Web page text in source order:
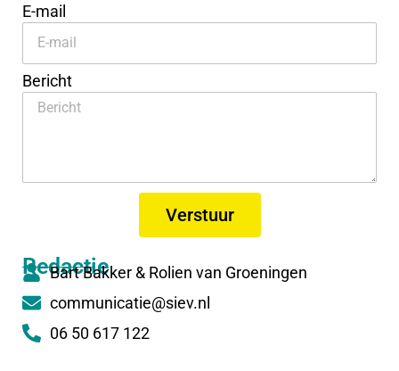
E-mail
Bericht
Verstuur
Redactie
Bart Bakker & Rolien van Groeningen
communicatie@siev.nl
06 50 617 122